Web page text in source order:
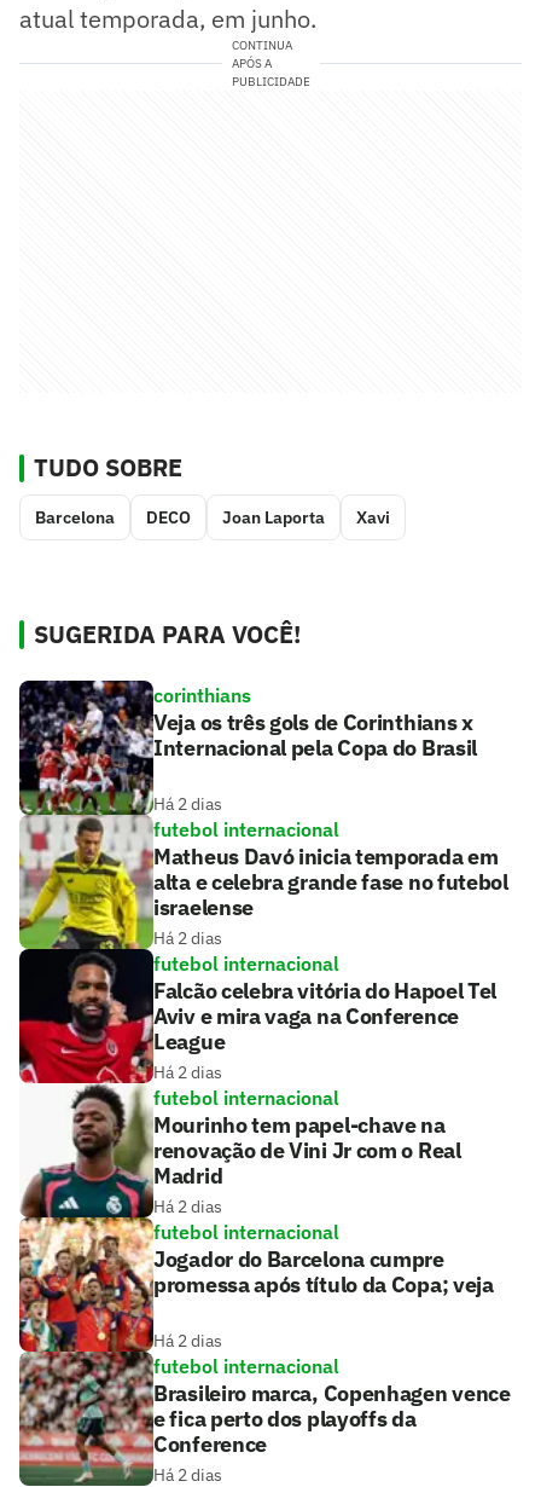
atual temporada, em junho.
CONTINUA
APÓS A
PUBLICIDADE
TUDO SOBRE
Barcelona DECO Joan Laporta Xavi
SUGERIDA PARA VOCÊ!
corinthians
Veja os três gols de Corinthians x
Internacional pela Copa do Brasil
Há 2 dias
futebol internacional
Matheus Davó inicia temporada em
alta e celebra grande fase no futebol
israelense
Há 2 dias
futebol internacional
Falcão celebra vitória do Hapoel Tel
Aviv e mira vaga na Conference
League
Há 2 dias
futebol internacional
Mourinho tem papel-chave na
renovação de Vini Jr com o Real
Madrid
Há 2 dias
futebol internacional
Jogador do Barcelona cumpre
promessa após título da Copa; veja
Há 2 dias
futebol internacional
Brasileiro marca, Copenhagen vence
e fica perto dos playoffs da
Conference
Há 2 dias